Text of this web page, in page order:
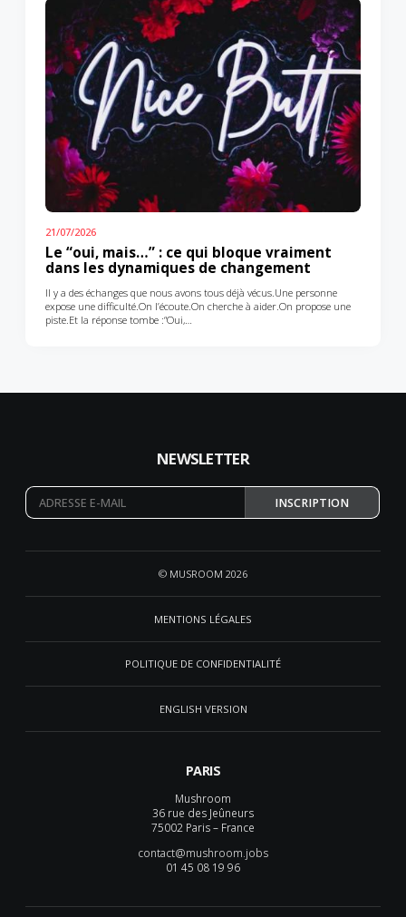
21/07/2026
Le “oui, mais…” : ce qui bloque vraiment
dans les dynamiques de changement
Il y a des échanges que nous avons tous déjà vécus.Une personne
expose une difficulté.On l’écoute.On cherche à aider.On propose une
piste.Et la réponse tombe :“Oui,…
NEWSLETTER
INSCRIPTION
© MUSROOM 2026
MENTIONS LÉGALES
POLITIQUE DE CONFIDENTIALITÉ
ENGLISH VERSION
PARIS
Mushroom
36 rue des Jeûneurs
75002 Paris – France
contact@mushroom.jobs
01 45 08 19 96